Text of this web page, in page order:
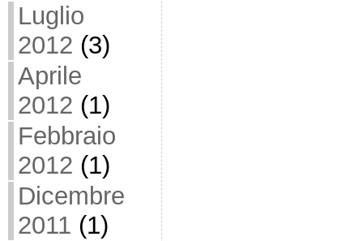
Luglio
2012 (3)
Aprile
2012 (1)
Febbraio
2012 (1)
Dicembre
2011 (1)